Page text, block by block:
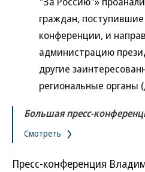
граждан,
конференции, и
администрацию
другие
региональные органы
Большая пресс-
Смотреть
Пресс-конференция